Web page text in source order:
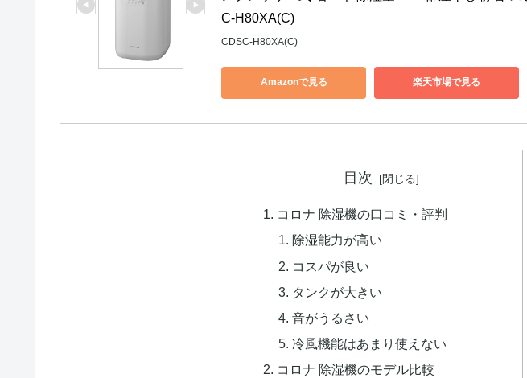
C-H80XA(C)
CDSC-H80XA(C)
Amazonで見る 楽天市場で見る
目次
コロナ 除湿機の口コミ・評判
除湿能力が高い
コスパが良い
タンクが大きい
音がうるさい
冷風機能はあまり使えない
コロナ 除湿機のモデル比較